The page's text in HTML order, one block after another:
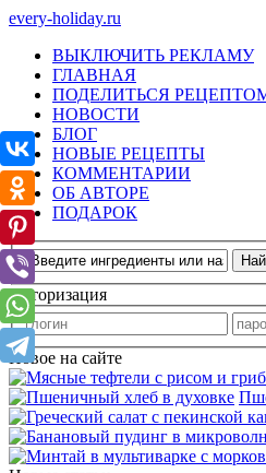
every-holiday.ru
ВЫКЛЮЧИТЬ РЕКЛАМУ
ГЛАВНАЯ
ПОДЕЛИТЬСЯ
НОВОСТИ
БЛОГ
НОВЫЕ РЕЦЕПТЫ
КОММЕНТАРИИ
ОБ АВТОРЕ
ПОДАРОК
Авторизация
Новое на сайте